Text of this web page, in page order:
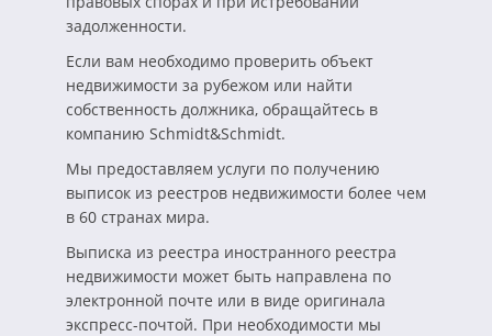
задолженности.
Если вам необходимо проверить объект
недвижимости за рубежом или найти
собственность должника, обращайтесь в
компанию Schmidt&Schmidt.
Мы предоставляем услуги по получению
выписок из реестров недвижимости более чем
в 60 странах мира.
Выписка из реестра иностранного реестра
недвижимости может быть направлена по
электронной почте или в виде оригинала
экспресс-почтой. При необходимости мы